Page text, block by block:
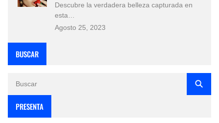
Descubre la verdadera belleza capturada en
esta…
Agosto 25, 2023
BUSCAR
PRESENTA